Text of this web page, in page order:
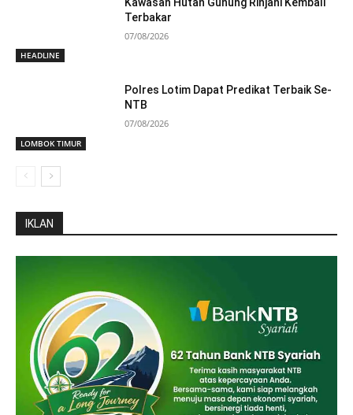
HEADLINE
Terbakar
07/08/2026
LOMBOK TIMUR
Polres Lotim Dapat Predikat Terbaik Se-
NTB
07/08/2026
IKLAN